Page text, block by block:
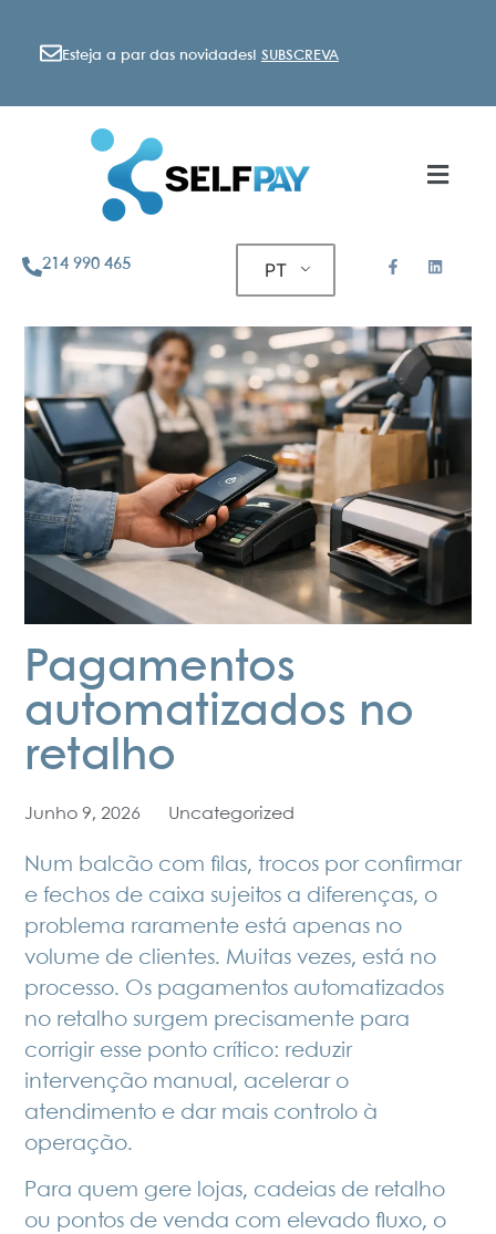
Esteja a par das novidades! SUBSCREVA
214 990 465 PT
Pagamentos
automatizados no
retalho
Junho 9, 2026 Uncategorized
Num balcão com filas, trocos por confirmar
e fechos de caixa sujeitos a diferenças, o
problema raramente está apenas no
volume de clientes. Muitas vezes, está no
processo. Os pagamentos automatizados
no retalho surgem precisamente para
corrigir esse ponto crítico: reduzir
intervenção manual, acelerar o
atendimento e dar mais controlo à
operação.
Para quem gere lojas, cadeias de retalho
ou pontos de venda com elevado fluxo, o